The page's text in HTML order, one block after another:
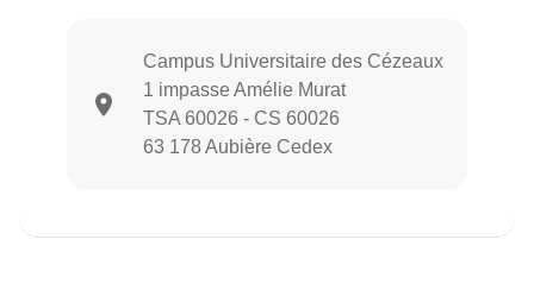
Campus Universitaire des Cézeaux
1 impasse Amélie Murat
TSA 60026 - CS 60026
63 178 Aubière Cedex